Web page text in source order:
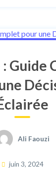
Guide
Ali Faouzi
juin 3, 2024